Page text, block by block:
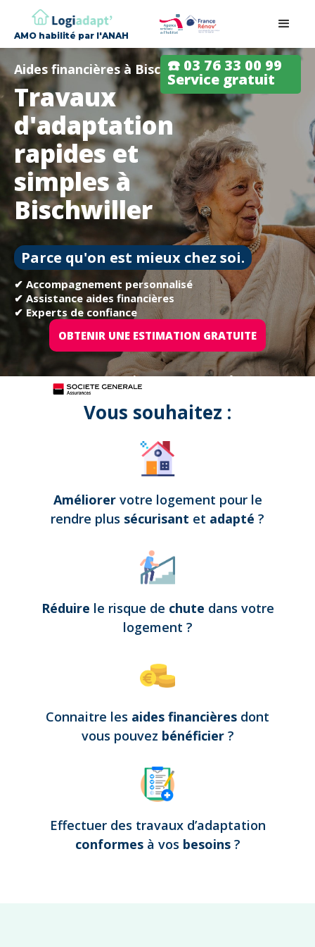
AMO habilité par l'ANAH
☎️ 03 76 33 00 99
Service gratuit
Aides financières à Bischwiller
Travaux
d'adaptation
rapides et
simples à
Bischwiller
Parce qu'on est mieux chez soi.
✔ Accompagnement personnalisé
✔ Assistance aides financières
✔ Experts de confiance
OBTENIR UNE ESTIMATION GRATUITE
Tous nos projets sont assurés par
Vous souhaitez :
Améliorer votre logement pour le
rendre plus sécurisant et adapté ?
Réduire le risque de chute dans votre
logement ?
Connaitre les aides financières dont
vous pouvez bénéficier ?
Effectuer des travaux d’adaptation
conformes à vos besoins ?